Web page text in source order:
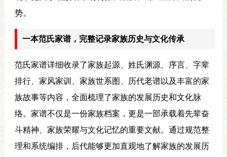
势。
一本范氏家谱，完整记录家族历史与文化传承
范氏家谱详细收录了家族起源、姓氏渊源、序言、字辈
排行、家风家训、家族世系图、历代老谱以及丰富的家
族故事等内容，全面梳理了家族的发展历史和文化脉
络。家谱不仅是一份家族档案，更是一部承载着先辈奋
斗精神、家族荣耀与文化记忆的重要文献。通过规范整
理和系统编排，后代能够更加直观地了解家族的发展历